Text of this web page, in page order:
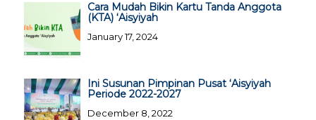
Cara Mudah Bikin Kartu Tanda Anggota
(KTA) ‘Aisyiyah
January 17, 2024
Ini Susunan Pimpinan Pusat ‘Aisyiyah
Periode 2022-2027
December 8, 2022